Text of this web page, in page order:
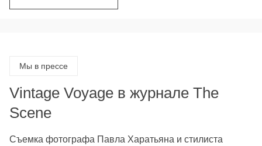
Мы в прессе
Vintage Voyage в журнале The
Scene
Съемка фотографа Павла Харатьяна и стилиста